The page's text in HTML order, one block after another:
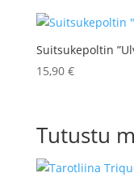
Suitsukepoltin
15,90 €
Tutustu